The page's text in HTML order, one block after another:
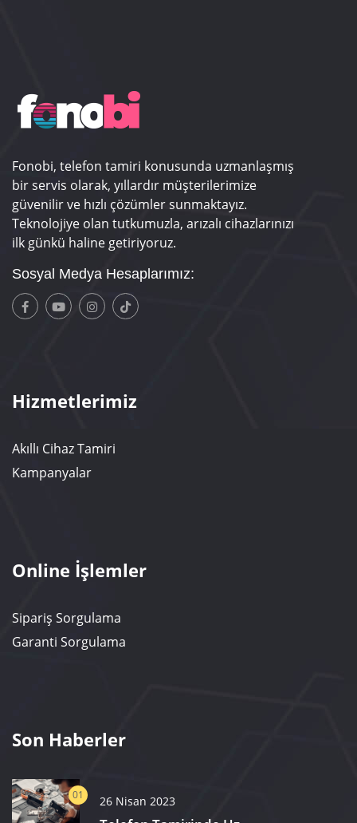
Fonobi, telefon tamiri konusunda uzmanlaşmış
bir servis olarak, yıllardır müşterilerimize
güvenilir ve hızlı çözümler sunmaktayız.
Teknolojiye olan tutkumuzla, arızalı cihazlarınızı
ilk günkü haline getiriyoruz.
Sosyal Medya Hesaplarımız:
Hizmetlerimiz
Akıllı Cihaz Tamiri
Kampanyalar
Online İşlemler
Sipariş Sorgulama
Garanti Sorgulama
Son Haberler
01 26 Nisan 2023